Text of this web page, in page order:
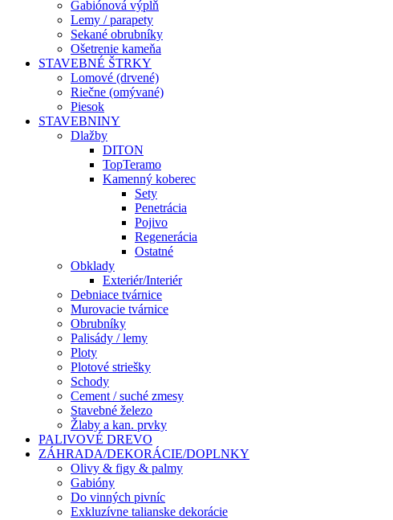
Gabiónová výplň
Lemy / parapety
Sekané obrubníky
Ošetrenie kameňa
STAVEBNÉ ŠTRKY
Lomové (drvené)
Riečne (omývané)
Piesok
STAVEBNINY
Dlažby
DITON
TopTeramo
Kamenný koberec
Sety
Penetrácia
Pojivo
Regenerácia
Ostatné
Obklady
Exteriér/Interiér
Debniace tvárnice
Murovacie tvárnice
Obrubníky
Palisády / lemy
Ploty
Plotové striešky
Schody
Cement / suché zmesy
Stavebné železo
Žlaby a kan. prvky
PALIVOVÉ DREVO
ZÁHRADA/DEKORÁCIE/DOPLNKY
Olivy & figy & palmy
Gabióny
Do vinných pivníc
Exkluzívne talianske dekorácie